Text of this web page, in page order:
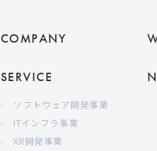
COMPANY
SERVICE
- ソフトウェア開発事業
- ITインフラ事業
- XR開発事業